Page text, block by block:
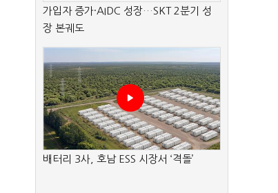
가입자 증가·AIDC 성장…SKT 2분기 성
장 본궤도
배터리 3사, 호남 ESS 시장서 ‘격돌’